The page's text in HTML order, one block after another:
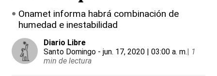
Onamet informa habrá combinación de
humedad e inestabilidad
Diario Libre
Santo Domingo - jun. 17, 2020 | 03:00 a. m.| 1
min de lectura